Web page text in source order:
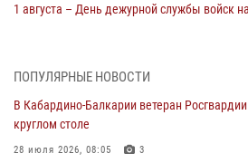
1 августа – День дежурной службы войск
мировой войне 1914-1918 годов
01 августа 2026, 07:30
ПОПУЛЯРНЫЕ НОВОСТИ
В Кабардино-Балкарии ветеран
круглом столе
28 июля 2026, 08:05 3